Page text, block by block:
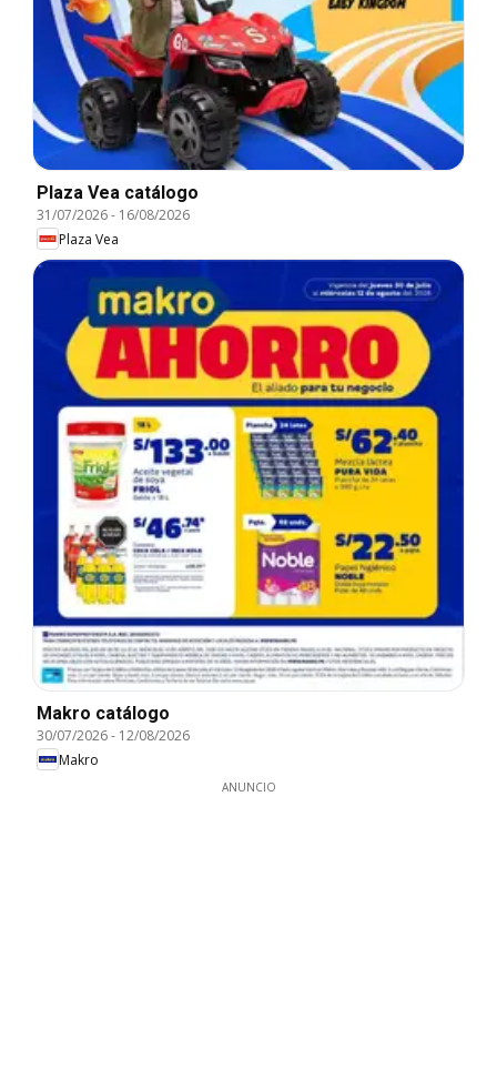
Plaza Vea catálogo
31/07/2026- 16/08/2026
Plaza Vea
Makro catálogo
30/07/2026- 12/08/2026
Makro
ANUNCIO